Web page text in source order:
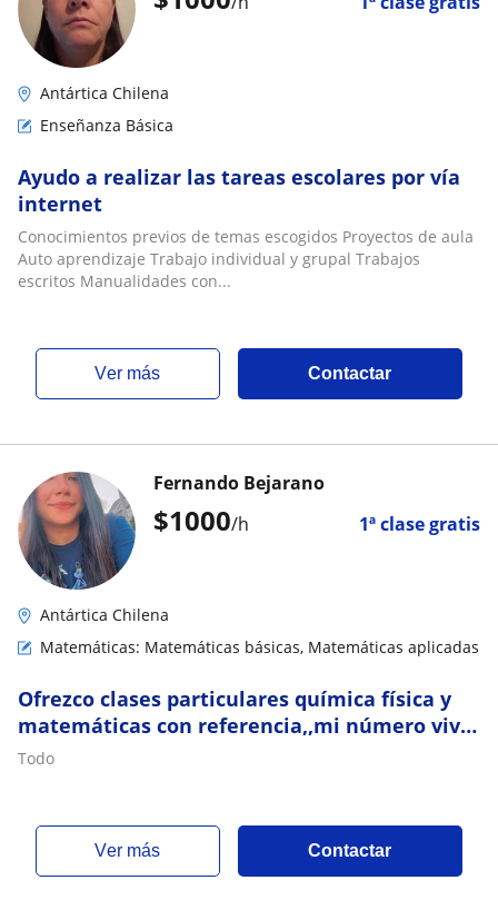
Antártica Chilena
Enseñanza Básica
Ayudo a realizar las tareas escolares por vía
internet
Conocimientos previos de temas escogidos Proyectos de aula
Auto aprendizaje Trabajo individual y grupal Trabajos
escritos Manualidades con...
ver más Contactar
$1000/h 1ª clase gratis
Fernando Bejarano
Antártica Chilena
Matemáticas: Matemáticas básicas, Matemáticas aplicadas
Ofrezco clases particulares química física y
matemáticas con referencia,,mi número vivo
en Kendall Miami con gusto
Todo
ver más Contactar